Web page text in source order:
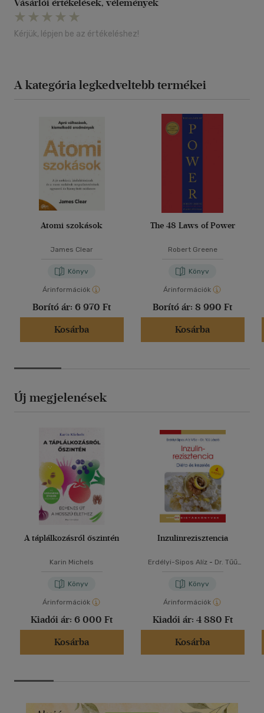
Vásárlói értékelések, vélemények
Kérjük, lépjen be az értékeléshez!
A kategória legkedveltebb termékei
Atomi szokások
James Clear
Könyv
Árinformációk
Borító ár: 6 970 Ft
Kosárba
The 48 Laws of Power
Robert Greene
Könyv
Árinformációk
Borító ár: 8 990 Ft
Kosárba
Új megjelenések
A táplálkozásról őszintén
Karin Michels
Könyv
Árinformációk
Kiadói ár: 6 000 Ft
Kosárba
Inzulinrezisztencia
Erdélyi-Sipos Alíz- Dr. Tűű
Könyv
Árinformációk
Kiadói ár: 4 880 Ft
Kosárba